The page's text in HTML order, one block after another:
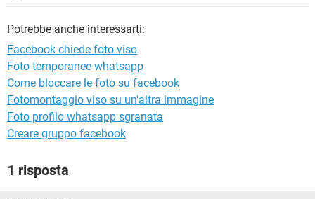
Potrebbe anche interessarti:
Facebook chiede foto viso
Foto temporanee whatsapp
Come bloccare le foto su facebook
Fotomontaggio viso su un'altra immagine
Foto profilo whatsapp sgranata
Creare gruppo facebook
1 risposta